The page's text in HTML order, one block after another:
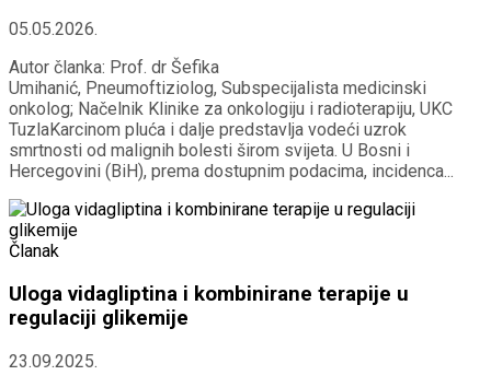
05.05.2026.
Autor članka: Prof. dr Šefika
Umihanić, Pneumoftiziolog, Subspecijalista medicinski
onkolog; Načelnik Klinike za onkologiju i radioterapiju, UKC
TuzlaKarcinom pluća i dalje predstavlja vodeći uzrok
smrtnosti od malignih bolesti širom svijeta. U Bosni i
Hercegovini (BiH), prema dostupnim podacima, incidenca...
Članak
Uloga vidagliptina i kombinirane terapije u
regulaciji glikemije
23.09.2025.